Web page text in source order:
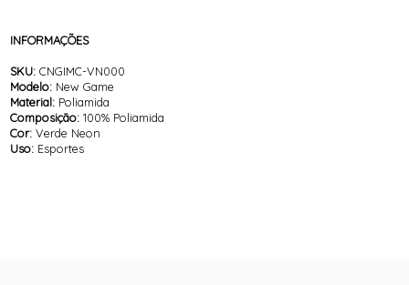
INFORMAÇÕES
SKU: CNGIMC-VN000
Modelo: New Game
Material: Poliamida
Composição: 100% Poliamida
Cor: Verde Neon
Uso: Esportes